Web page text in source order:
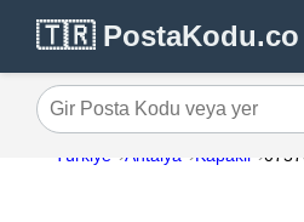
🇹🇷 PostaKodu.co
Gir Posta Kodu veya yer
Türkiye Antalya Kapakli